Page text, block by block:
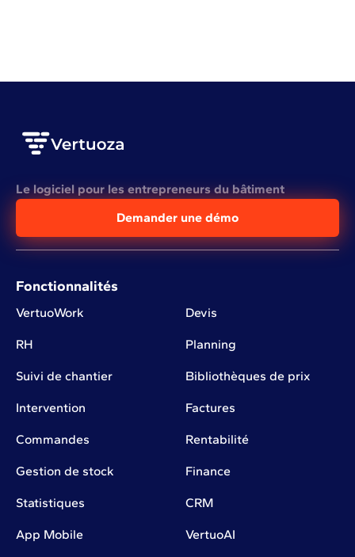
Le logiciel pour les entrepreneurs du bâtiment
Demander une démo
Fonctionnalités
VertuoWork Devis
RH Planning
Suivi de chantier Bibliothèques de prix
Intervention Factures
Commandes Rentabilité
Gestion de stock Finance
Statistiques CRM
App Mobile VertuoAI